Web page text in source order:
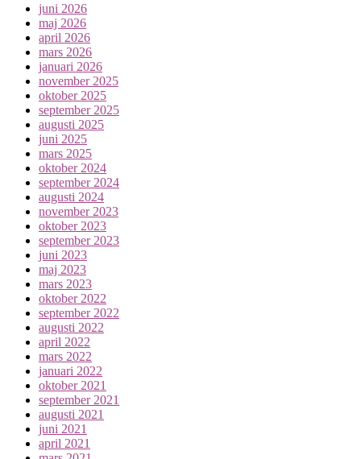
juni 2026
maj 2026
april 2026
mars 2026
januari 2026
november 2025
oktober 2025
september 2025
augusti 2025
juni 2025
mars 2025
oktober 2024
september 2024
augusti 2024
november 2023
oktober 2023
september 2023
juni 2023
maj 2023
mars 2023
oktober 2022
september 2022
augusti 2022
april 2022
mars 2022
januari 2022
oktober 2021
september 2021
augusti 2021
juni 2021
april 2021